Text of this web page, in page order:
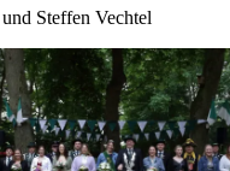
Steffen Vechtel